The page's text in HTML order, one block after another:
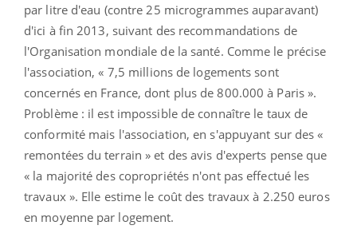
par litre d'eau (contre 25 microgrammes auparavant)
d'ici à fin 2013, suivant des recommandations de
l'Organisation mondiale de la santé. Comme le précise
l'association, « 7,5 millions de logements sont
concernés en France, dont plus de 800.000 à Paris ».
Problème : il est impossible de connaître le taux de
conformité mais l'association, en s'appuyant sur des «
remontées du terrain » et des avis d'experts pense que
« la majorité des copropriétés n'ont pas effectué les
travaux ». Elle estime le coût des travaux à 2.250 euros
en moyenne par logement.